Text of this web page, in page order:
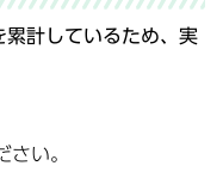
計しているため、実
い。